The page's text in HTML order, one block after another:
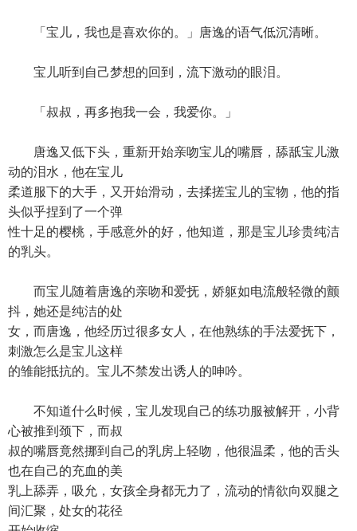
「宝儿，我也是喜欢你的。」唐逸的语气低沉清晰。
宝儿听到自己梦想的回到，流下激动的眼泪。
「叔叔，再多抱我一会，我爱你。」
唐逸又低下头，重新开始亲吻宝儿的嘴唇，舔舐宝儿激
动的泪水，他在宝儿
柔道服下的大手，又开始滑动，去揉搓宝儿的宝物，他的指
头似乎捏到了一个弹
性十足的樱桃，手感意外的好，他知道，那是宝儿珍贵纯洁
的乳头。
而宝儿随着唐逸的亲吻和爱抚，娇躯如电流般轻微的颤
抖，她还是纯洁的处
女，而唐逸，他经历过很多女人，在他熟练的手法爱抚下，
刺激怎么是宝儿这样
的雏能抵抗的。宝儿不禁发出诱人的呻吟。
不知道什么时候，宝儿发现自己的练功服被解开，小背
心被推到颈下，而叔
叔的嘴唇竟然挪到自己的乳房上轻吻，他很温柔，他的舌头
也在自己的充血的美
乳上舔弄，吸允，女孩全身都无力了，流动的情欲向双腿之
间汇聚，处女的花径